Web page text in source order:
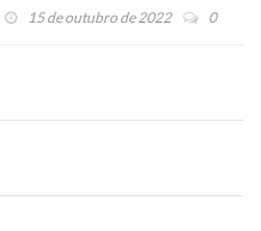
15 de outubro de 2022 0